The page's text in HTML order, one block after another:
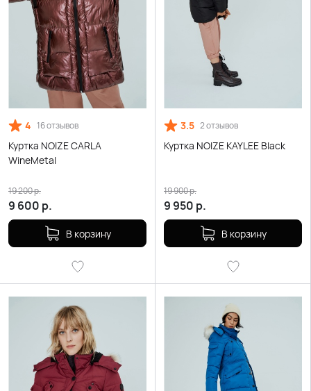
4 16 отзывов
Куртка NOIZE CARLA
WineMetal
9 600 р.
19 200р.
В корзину
3.5 2 отзывов
Куртка NOIZE KAYLEE Black
9 950 р.
19 900р.
В корзину